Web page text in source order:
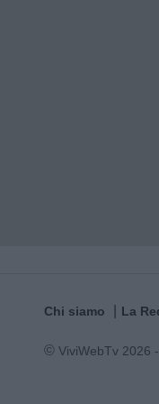
Chi siamo La
© ViviWebTv